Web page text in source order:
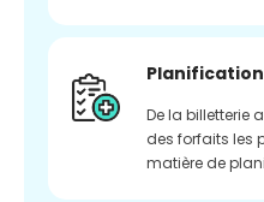
De la billetterie
des forfaits les
matière de